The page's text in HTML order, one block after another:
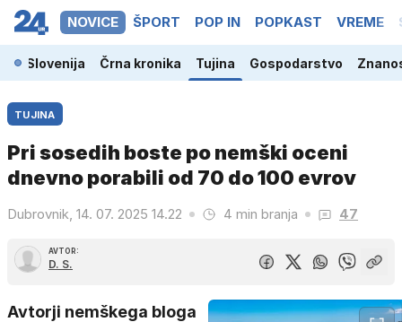
NOVICE ŠPORT POP IN POPKAST VREME
Slovenija Črna kronika Tujina Gospodarstvo
TUJINA
Pri sosedih boste po nemški oceni
dnevno porabili od 70 do 100 evrov
Dubrovnik, 14. 07. 2025 14.22 4 min branja 47
AVTOR:
D. S.
Avtorji nemškega bloga